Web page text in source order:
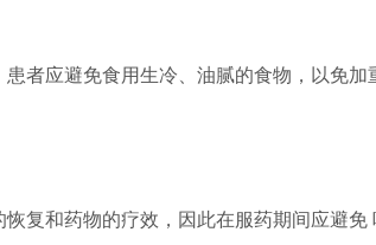
者应避免食用生冷、油腻的食物，以免
复和药物的疗效，因此在服药期间应避免